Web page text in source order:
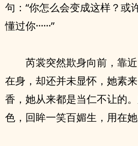
句：“你怎么会变成这样？或
懂过你······”
芮裳突然欺身向前，靠
在身，却还并未显怀，她素
香，她从来都是当仁不让的
色，回眸一笑百媚生，用在她